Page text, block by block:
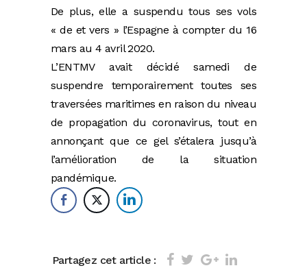
De plus, elle a suspendu tous ses vols
« de et vers » l’Espagne à compter du 16
mars au 4 avril 2020.
L’ENTMV avait décidé samedi de
suspendre temporairement toutes ses
traversées maritimes en raison du niveau
de propagation du coronavirus, tout en
annonçant que ce gel s’étalera jusqu’à
l’amélioration de la situation
pandémique.
Partagez cet article :